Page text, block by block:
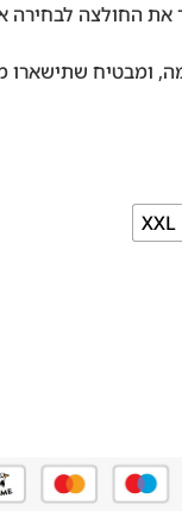
החולצה לבחירה
ומבטיח שתישארו
XXL